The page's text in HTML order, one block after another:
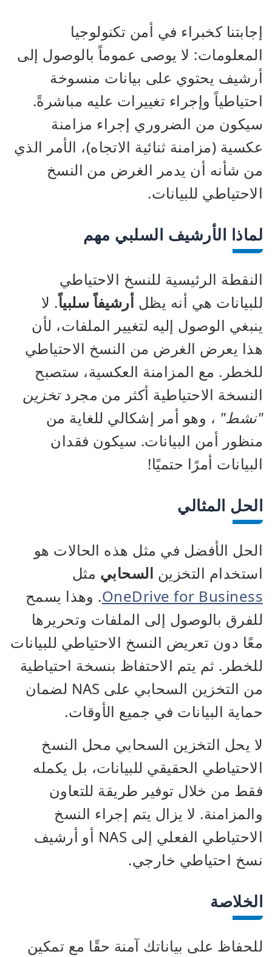
إجابتنا كخبراء في أمن تكنولوجيا
المعلومات: لا يوصى عموماً بالوصول إلى
أرشيف يحتوي على بيانات منسوخة
احتياطياً وإجراء تغييرات عليه مباشرةً.
سيكون من الضروري إجراء مزامنة
عكسية (مزامنة ثنائية الاتجاه)، الأمر الذي
من شأنه أن يدمر الغرض من النسخ
الاحتياطي للبيانات.
لماذا الأرشيف السلبي مهم
النقطة الرئيسية للنسخ الاحتياطي
للبيانات هي أنه يظل أرشيفاً سلبياً. لا
ينبغي الوصول إليه لتغيير الملفات، لأن
هذا يعرض الغرض من النسخ الاحتياطي
للخطر. مع المزامنة العكسية، ستصبح
النسخة الاحتياطية أكثر من مجردتخزين
"نشط" ، وهو أمر إشكالي للغاية من
منظور أمن البيانات. سيكون فقدان
البيانات أمرًا حتميًا!
الحل المثالي
الحل الأفضل في مثل هذه الحالات هو
استخدام التخزين السحابي مثل
OneDrive for Business. وهذا يسمح
للفرق بالوصول إلى الملفات وتحريرها
معًا دون تعريض النسخ الاحتياطي للبيانات
للخطر. ثم يتم الاحتفاظ بنسخة احتياطية
من التخزين السحابي على NAS لضمان
حماية البيانات في جميع الأوقات.
لا يحل التخزين السحابي محل النسخ
الاحتياطي الحقيقي للبيانات، بل يكمله
فقط من خلال توفير طريقة للتعاون
والمزامنة. لا يزال يتم إجراء النسخ
الاحتياطي الفعلي إلى NAS أو أرشيف
نسخ احتياطي خارجي.
الخلاصة
للحفاظ على بياناتك آمنة حقًا مع تمكين